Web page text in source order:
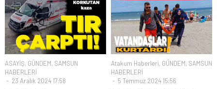
ASAYİŞ, GÜNDEM, SAMSUN
HABERLERİ
23 Aralık 2024 17:58
Atakum Haberleri, GÜNDEM, SAMSUN
HABERLERİ
5 Temmuz 2024 15:56